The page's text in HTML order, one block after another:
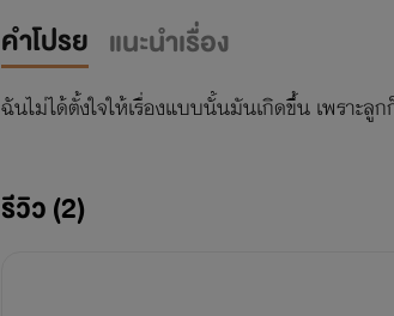
คำโปรย แนะนำเรื่อง
ฉันไม่ได้ตั้งใจให้เรื่องแบบนั้นมันเกิดขึ้น เพราะ
รีวิว (2)